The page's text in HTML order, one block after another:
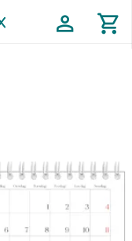
profile shopping_cart